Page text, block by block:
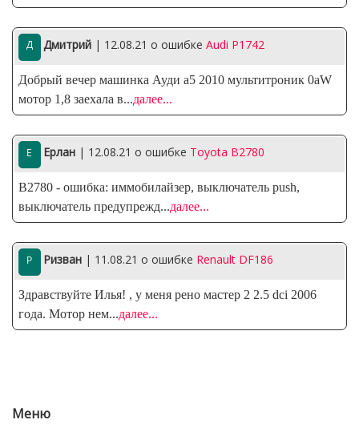
Дмитрий | 12.08.21 о ошибке Audi P1742
Добрый вечер машинка Ауди а5 2010 мультитроник 0аW
мотор 1,8 заехала в...далее...
Ерлан | 12.08.21 о ошибке Toyota B2780
B2780 - ошибка: иммобилайзер, выключатель push,
выключатель предупрежд...далее...
Ризван | 11.08.21 о ошибке Renault DF186
Здравствуйте Илья! , у меня рено мастер 2 2.5 dci 2006
года. Мотор нем...далее...
Меню